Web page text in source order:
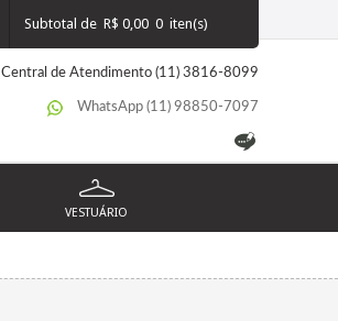
0 iten(s)
Subtotal de R$ 0,00
Central de Atendimento (11) 3816-8099
WhatsApp (11) 98850-7097
VESTUÁRIO